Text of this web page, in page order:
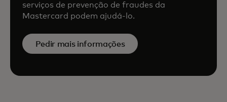
serviços de prevenção de fraudes da
Mastercard podem ajudá-lo.
Pedir mais informações